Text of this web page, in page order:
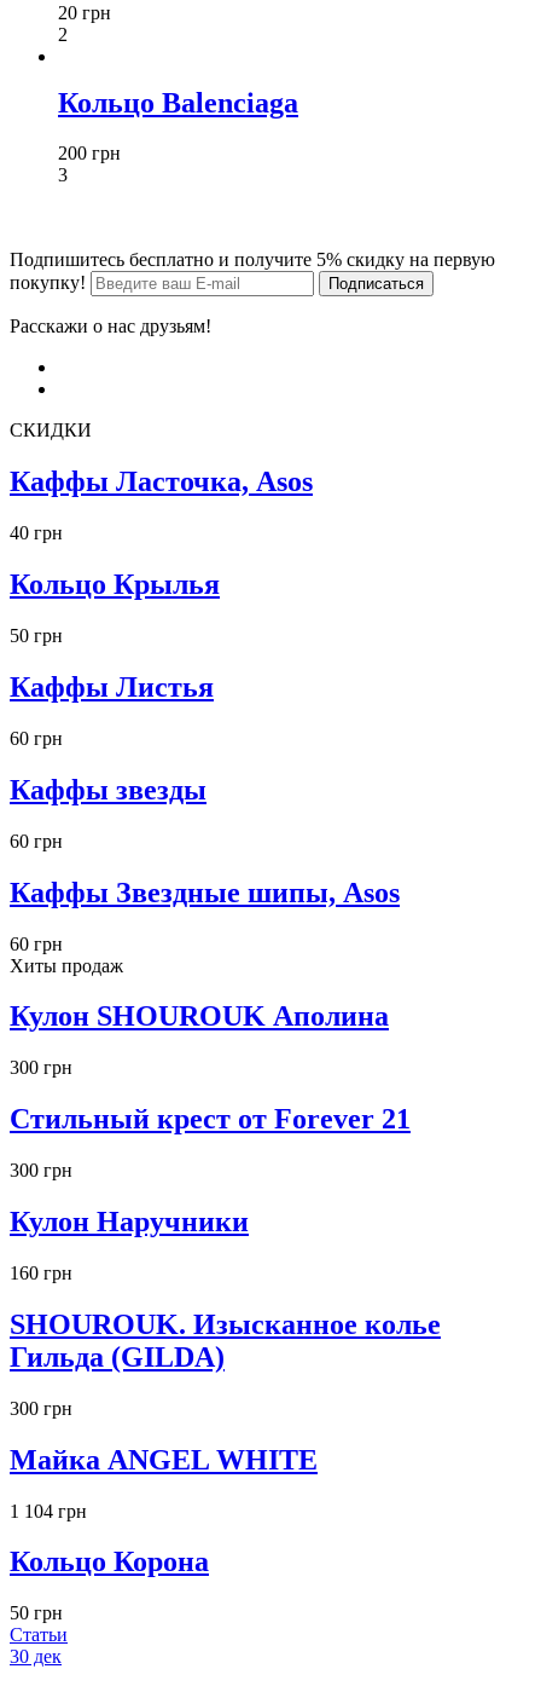
20 грн
2
Кольцо Balenciaga
200 грн
3
Подпишитесь бесплатно и получите 5% скидку на первую
покупку!
Расскажи о нас друзьям!
СКИДКИ
Каффы Ласточка, Asos
40 грн
Кольцо Крылья
50 грн
Каффы Листья
60 грн
Каффы звезды
60 грн
Каффы Звездные шипы, Asos
60 грн
Хиты продаж
Кулон SHOUROUK Аполина
300 грн
Стильный крест от Forever 21
300 грн
Кулон Наручники
160 грн
SHOUROUK. Изысканное колье
Гильда (GILDA)
300 грн
Майка ANGEL WHITE
1 104 грн
Кольцо Корона
50 грн
Статьи
30 дек